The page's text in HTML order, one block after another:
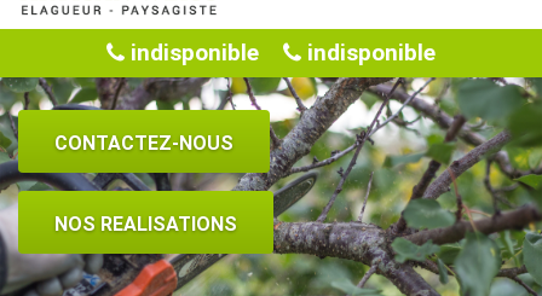
indisponible indisponible
CONTACTEZ-NOUS
NOS REALISATIONS